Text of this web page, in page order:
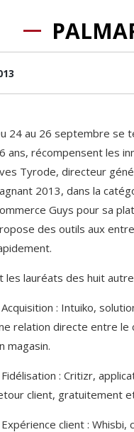
24 au 26 septembre se
ans, récompensent les
Tyrode, directeur
2013, dans la
Guys pour sa
des outils aux
les lauréats des huit
Acquisition : Intuiko,
relation directe entre le
magasin.
Fidélisation : Critizr,
client, gratuitement
Expérience client :